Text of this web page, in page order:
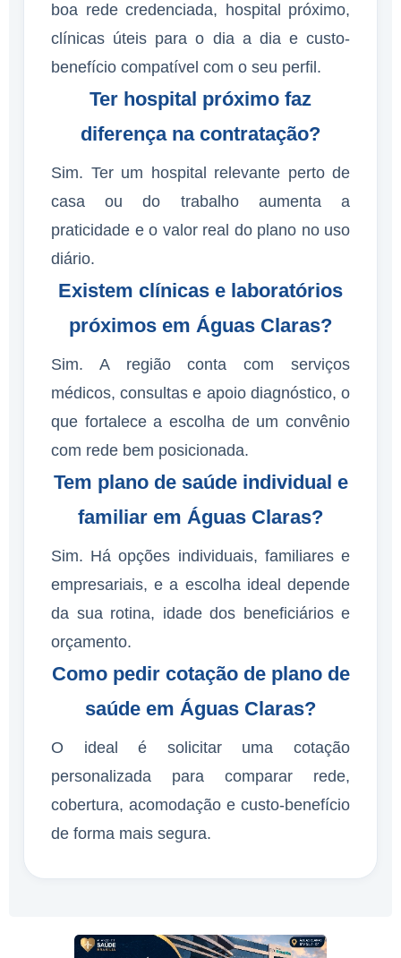
boa rede credenciada, hospital próximo,
clínicas úteis para o dia a dia e custo-
benefício compatível com o seu perfil.
Ter hospital próximo faz
diferença na contratação?
Sim. Ter um hospital relevante perto de
casa ou do trabalho aumenta a
praticidade e o valor real do plano no uso
diário.
Existem clínicas e laboratórios
próximos em Águas Claras?
Sim. A região conta com serviços
médicos, consultas e apoio diagnóstico, o
que fortalece a escolha de um convênio
com rede bem posicionada.
Tem plano de saúde individual e
familiar em Águas Claras?
Sim. Há opções individuais, familiares e
empresariais, e a escolha ideal depende
da sua rotina, idade dos beneficiários e
orçamento.
Como pedir cotação de plano de
saúde em Águas Claras?
O ideal é solicitar uma cotação
personalizada para comparar rede,
cobertura, acomodação e custo-benefício
de forma mais segura.